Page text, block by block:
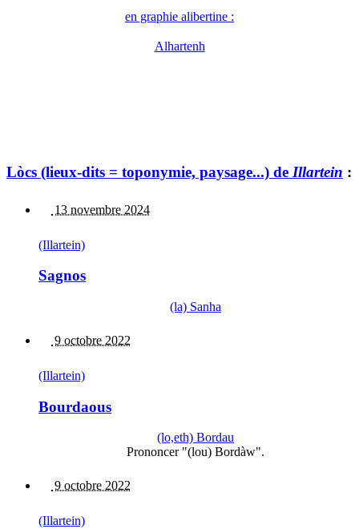
en graphie alibertine :
Alhartenh
Lòcs (lieux-dits = toponymie, paysage...) de Illartein :
13 novembre 2024
(Illartein)
Sagnos
(la) Sanha
9 octobre 2022
(Illartein)
Bourdaous
(lo,eth) Bordau
Prononcer "(lou) Bordàw".
9 octobre 2022
(Illartein)